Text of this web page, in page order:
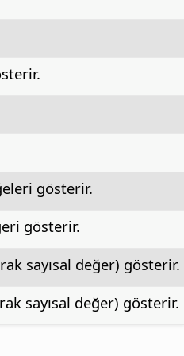
gösterir.
gösterir.
sayısal değer) gösterir.
sayısal değer) gösterir.